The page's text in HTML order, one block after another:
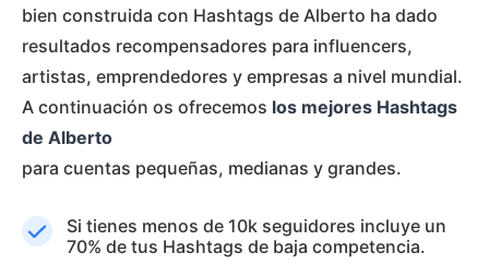
bien construida con Hashtags de Alberto ha dado
resultados recompensadores para influencers,
artistas, emprendedores y empresas a nivel mundial.
A continuación os ofrecemos los mejores Hashtags
de Alberto
para cuentas pequeñas, medianas y grandes.
Si tienes menos de 10k seguidores incluye un
70% de tus Hashtags de baja competencia.